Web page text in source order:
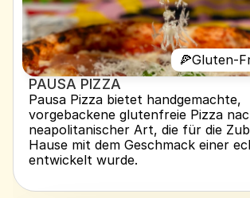
🍕Gluten-
PAUSA PIZZA
Pausa Pizza bietet handgemachte,
vorgebackene glutenfreie Pizza
neapolitanischer Art, die für die
Hause mit dem Geschmack einer
entwickelt wurde.